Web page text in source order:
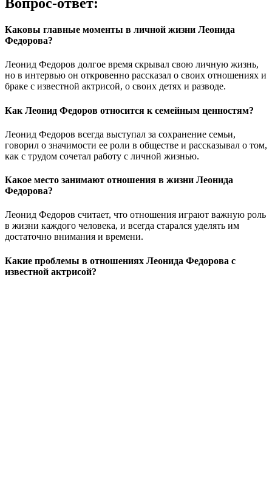
Каковы главные моменты в личной жизни Леонида
Федорова?
Леонид Федоров долгое время скрывал свою личную жизнь,
но в интервью он откровенно рассказал о своих отношениях и
браке с известной актрисой, о своих детях и разводе.
Как Леонид Федоров относится к семейным ценностям?
Леонид Федоров всегда выступал за сохранение семьи,
говорил о значимости ее роли в обществе и рассказывал о том,
как с трудом сочетал работу с личной жизнью.
Какое место занимают отношения в жизни Леонида
Федорова?
Леонид Федоров считает, что отношения играют важную роль
в жизни каждого человека, и всегда старался уделять им
достаточно внимания и времени.
Какие проблемы в отношениях Леонида Федорова с
известной актрисой?